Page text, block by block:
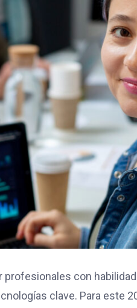
profesionales con
clave. Para este